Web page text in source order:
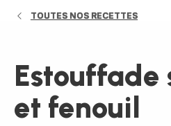
TOUTES NOS RECETTES
Estouffade
et fenouil